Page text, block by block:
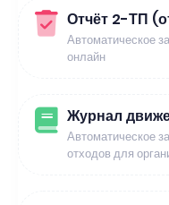
Отчёт 2-ТП
Автоматическое
онлайн
Журнал
Автоматическое
отходов для